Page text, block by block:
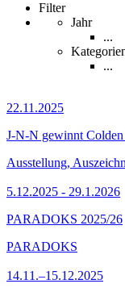
Filter
Jahr
...
...
22.11.2025
J-N-N gewinnt
Ausstellung,
5.12.2025 - 29.1.2026
PARADOKS 2025/26
PARADOKS
14.11.–15.12.2025